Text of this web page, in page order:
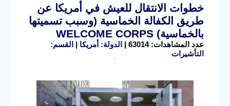
خطوات الانتقال للعيش في أمريكا عن
طريق الكفالة الخماسية (وسبب تسميتها
بالخماسية) WELCOME CORPS
عدد المشاهدات: 63014 | الدولة: أمريكا | القسم:
التأشيرات